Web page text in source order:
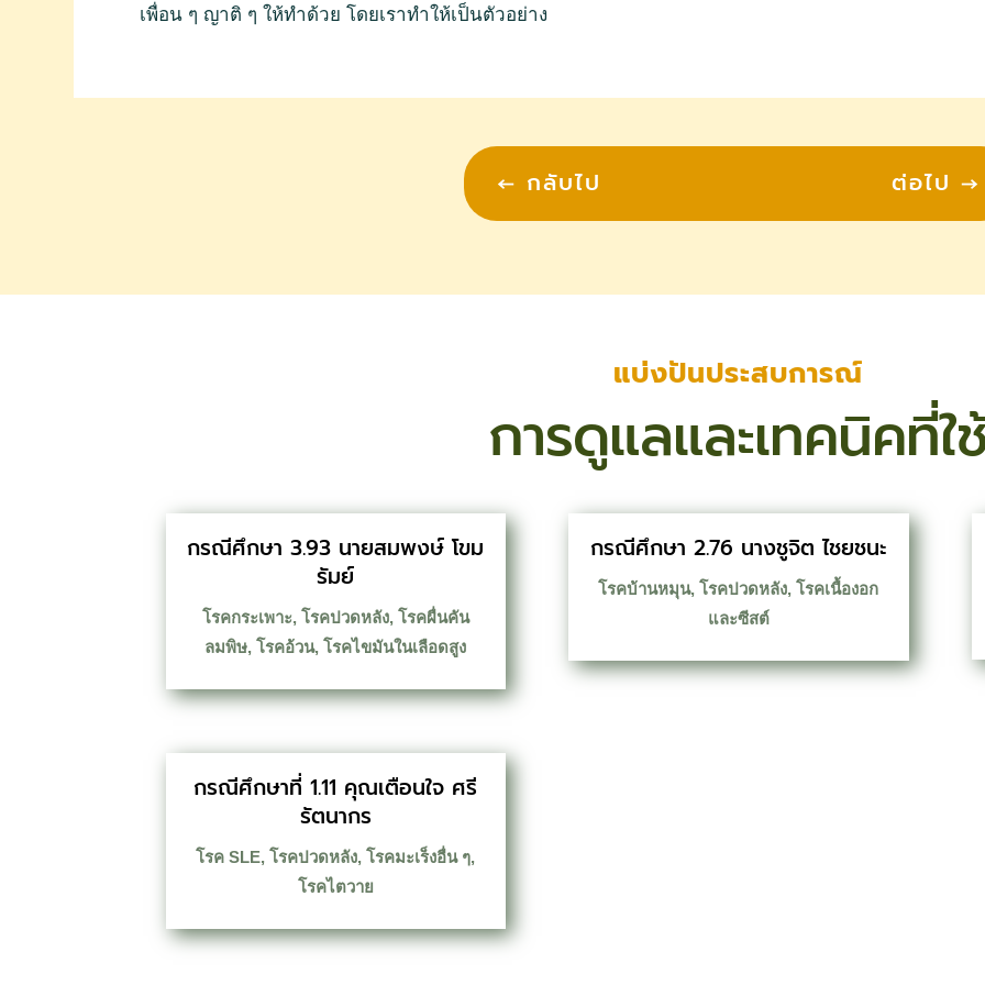
เพื่อน ๆ ญาติ ๆ ให้ทำด้วย โดยเราทำให้เป็นตัวอย่าง
← กลับไป ต่อไป →
แบ่งปันประสบการณ์
การดูแลและเทคนิคที่ใ
กรณีศึกษา 3.93 นายสมพงษ์ โขม
รัมย์
โรคกระเพาะ, โรคปวดหลัง, โรคผื่นคัน
ลมพิษ,โรคอ้วน,โรคไขมันในเลือดสูง
กรณีศึกษาที่ 1.11 คุณเตือนใจ ศรี
รัตนากร
โรค SLE,โรคปวดหลัง,โรคมะเร็งอื่น ๆ,
โรคไตวาย
กรณีศึกษา 2.76 นางชูจิต ไชยชนะ
โรคบ้านหมุน,โรคปวดหลัง,โรคเนื้องอก
และซีสต์